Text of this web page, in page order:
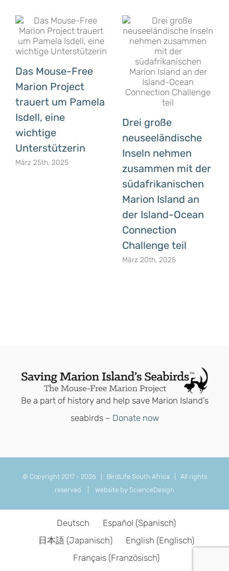
Das Mouse-Free
Marion Project
trauert um Pamela
Isdell, eine
wichtige
Unterstützerin
März 25th, 2025
Drei große
neuseeländische
Inseln nehmen
zusammen mit der
südafrikanischen
Marion Island an
der Island-Ocean
Connection
Challenge teil
März 20th, 2025
Be a part of history and help save Marion Island’s
seabirds – Donate now
© Copyright 2017 - 2026 | BirdLife South Africa | All rights
reserved |
Website by ScienceDesign
Deutsch Español (Spanisch)
日本語(Japanisch) English (Englisch)
Français(Französisch)